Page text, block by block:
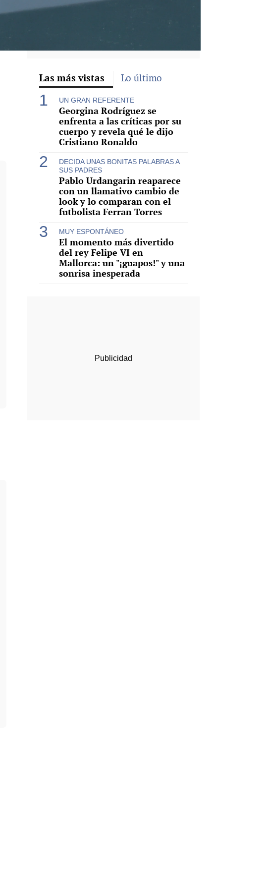
Las más vistas Lo último
UN GRAN REFERENTE
Georgina Rodríguez se
enfrenta a las críticas por su
cuerpo y revela qué le dijo
Cristiano Ronaldo
DECIDA UNAS BONITAS PALABRAS A
SUS PADRES
Pablo Urdangarin reaparece
con un llamativo cambio de
look y lo comparan con el
futbolista Ferran Torres
MUY ESPONTÁNEO
El momento más divertido
del rey Felipe VI en
Mallorca: un "¡guapos!" y una
sonrisa inesperada